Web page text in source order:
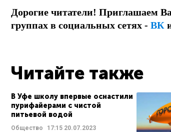
Дорогие читатели! Приглашаем
группах в социальных сетях - ВК
Читайте также
В Уфе школу впервые оснастили
пурифайерами с чистой
питьевой водой
Общество 17:15 20.07.2023